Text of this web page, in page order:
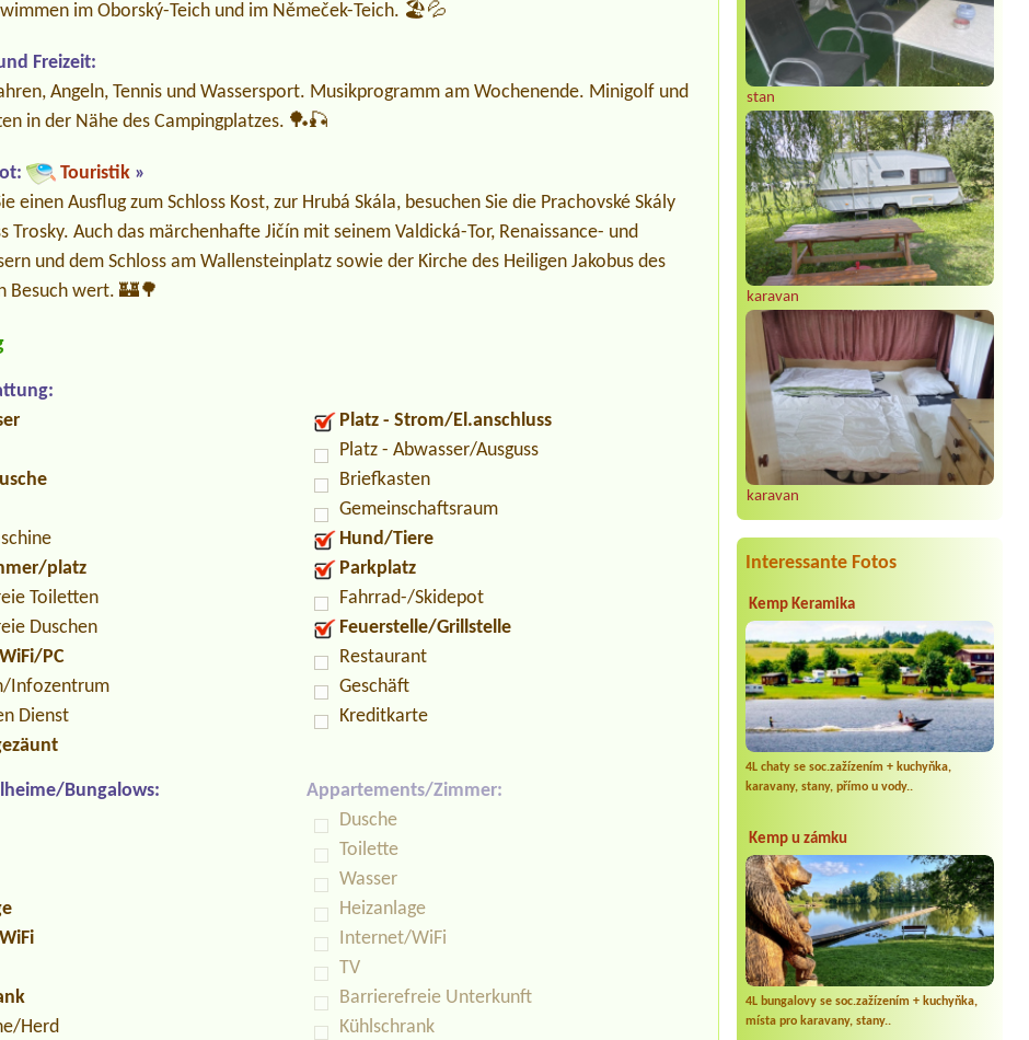
stan
karavan
karavan
Interessante Fotos
Kemp Keramika
4L chaty se soc.zažízením + kuchyňka,
karavany, stany, přímo u vody..
Kemp u zámku
4L bungalovy se soc.zažízením + kuchyňka,
místa pro karavany, stany..
im Oborský-Teich und im Němeček-Teich. 🏖️💦
Freizeit:
Angeln, Tennis und Wassersport. Musikprogramm am Wochenende. Minigolf und
in der Nähe des Campingplatzes. 🏓🎣
Touristik »
einen Ausflug zum Schloss Kost, zur Hrubá Skála, besuchen Sie die Prachovské Skály
Trosky. Auch das märchenhafte Jičín mit seinem Valdická-Tor, Renaissance- und
und dem Schloss am Wallensteinplatz sowie der Kirche des Heiligen Jakobus des
Besuch wert. 🏰🌳
platz
Toiletten
Duschen
PC
Infozentrum
Dienst
Platz - Strom/El.anschluss
Platz - Abwasser/Ausguss
Briefkasten
Gemeinschaftsraum
Hund/Tiere
Parkplatz
Fahrrad-/Skidepot
Feuerstelle/Grillstelle
Restaurant
Geschäft
Kreditkarte
Bungalows:
Herd
Appartements/Zimmer:
Dusche
Toilette
Wasser
Heizanlage
Internet/WiFi
TV
Barrierefreie Unterkunft
Kühlschrank